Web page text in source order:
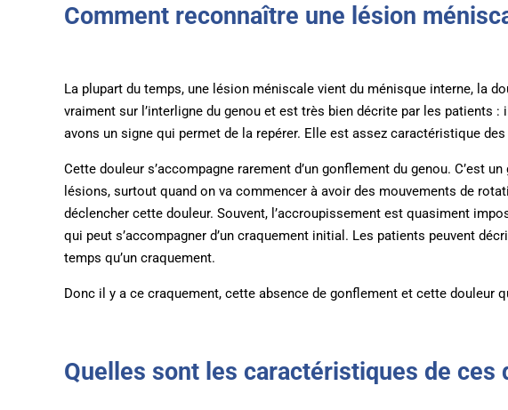
Comment reconnaître une lésion
La plupart du temps, une lésion méniscale vient du ménisque interne, la
vraiment sur l’interligne du genou et est très bien décrite par les patients
avons un signe qui permet de la repérer. Elle est assez caractéristique
Cette douleur s’accompagne rarement d’un gonflement du genou. C’est
lésions, surtout quand on va commencer à avoir des mouvements de
déclencher cette douleur. Souvent, l’accroupissement est quasiment
qui peut s’accompagner d’un craquement initial. Les patients peuvent
temps qu’un craquement.
Donc il y a ce craquement, cette absence de gonflement et cette douleur
Quelles sont les caractéristiques de ces